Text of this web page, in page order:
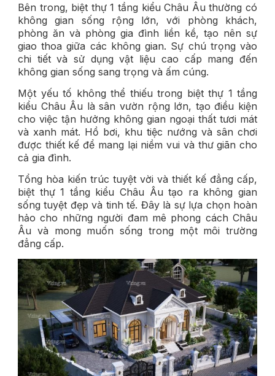
Bên trong, biệt thự 1 tầng kiểu Châu Âu thường có
không gian sống rộng lớn, với phòng khách,
phòng ăn và phòng gia đình liền kề, tạo nên sự
giao thoa giữa các không gian. Sự chú trọng vào
chi tiết và sử dụng vật liệu cao cấp mang đến
không gian sống sang trọng và ấm cúng.
Một yếu tố không thể thiếu trong biệt thự 1 tầng
kiểu Châu Âu là sân vườn rộng lớn, tạo điều kiện
cho việc tận hưởng không gian ngoại thất tươi mát
và xanh mát. Hồ bơi, khu tiệc nướng và sân chơi
được thiết kế để mang lại niềm vui và thư giãn cho
cả gia đình.
Tổng hòa kiến trúc tuyệt vời và thiết kế đẳng cấp,
biệt thự 1 tầng kiểu Châu Âu tạo ra không gian
sống tuyệt đẹp và tinh tế. Đây là sự lựa chọn hoàn
hảo cho những người đam mê phong cách Châu
Âu và mong muốn sống trong một môi trường
đẳng cấp.